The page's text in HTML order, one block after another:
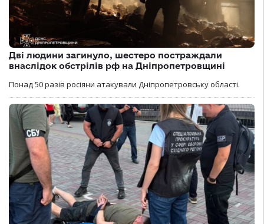
Дві людини загинуло, шестеро постраждали
внаслідок обстрілів рф на Дніпропетровщині
Понад 50 разів росіяни атакували Дніпропетровську області.